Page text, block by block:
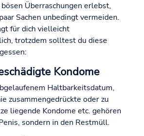
Überraschungen erlebst,
Sachen unbedingt vermeiden.
für dich vielleicht
trotzdem solltest du diese
Kondome
Haltbarkeitsdatum,
zusammengedrückte oder zu
liegende Kondome etc. gehören
sondern in den Restmüll.